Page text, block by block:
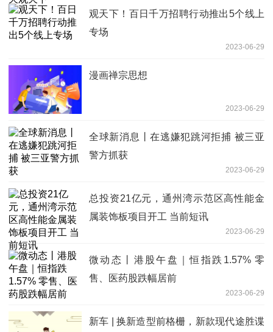
观天下！百日千万招聘行动推出5个线上
专场
2023-06-29
漫画禅宗思想
2023-06-29
全球新消息丨在逃嫌犯跳河拒捕 被三亚
警方抓获
2023-06-29
总投资21亿元，通州湾示范区高性能金
属装饰板项目开工 当前短讯
2023-06-29
微动态丨港股午盘｜恒指跌1.57% 零
售、医药股跌幅居前
2023-06-29
新车 | 换新造型前格栅，新款现代途胜谍